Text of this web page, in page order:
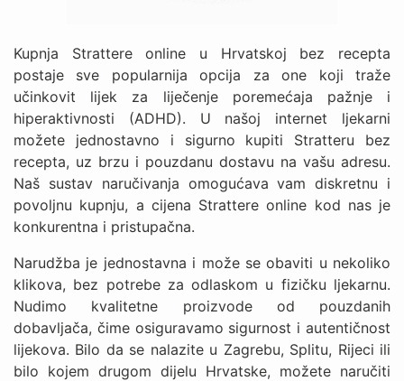
Kupnja Strattere online u Hrvatskoj bez recepta
postaje sve popularnija opcija za one koji traže
učinkovit lijek za liječenje poremećaja pažnje i
hiperaktivnosti (ADHD). U našoj internet ljekarni
možete jednostavno i sigurno kupiti Stratteru bez
recepta, uz brzu i pouzdanu dostavu na vašu adresu.
Naš sustav naručivanja omogućava vam diskretnu i
povoljnu kupnju, a cijena Strattere online kod nas je
konkurentna i pristupačna.
Narudžba je jednostavna i može se obaviti u nekoliko
klikova, bez potrebe za odlaskom u fizičku ljekarnu.
Nudimo kvalitetne proizvode od pouzdanih
dobavljača, čime osiguravamo sigurnost i autentičnost
lijekova. Bilo da se nalazite u Zagrebu, Splitu, Rijeci ili
bilo kojem drugom dijelu Hrvatske, možete naručiti